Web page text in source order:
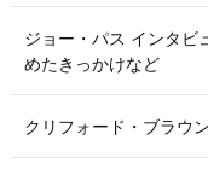
ジョー・パス インタビ
めたきっかけなど
クリフォード・ブラウ